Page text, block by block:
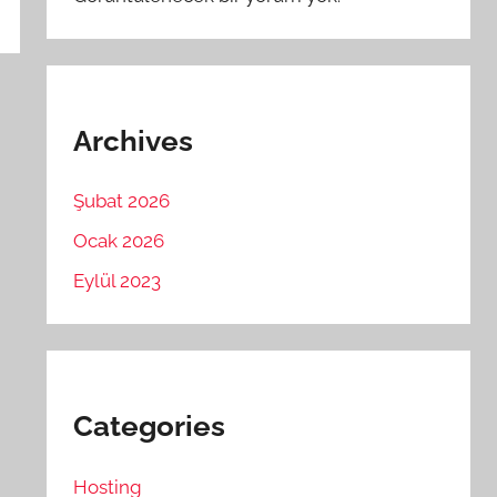
Archives
Şubat 2026
Ocak 2026
Eylül 2023
Categories
Hosting